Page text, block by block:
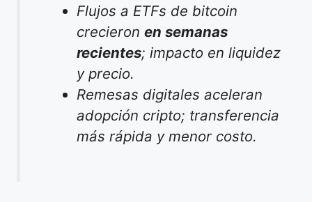
Flujos a ETFs de bitcoin
crecieronen semanas
recientes; impacto en liquidez
y precio.
Remesas digitales aceleran
adopción cripto; transferencia
más rápida y menor costo.